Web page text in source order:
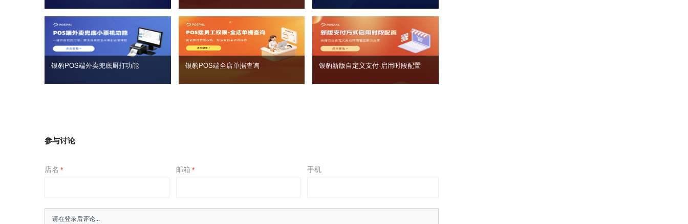
银豹POS端外卖兜底厨打功能 银豹POS端全店单据查询 银豹新版自定义支付‑启用时段配置
参与讨论
店名 * 邮箱 * 手机